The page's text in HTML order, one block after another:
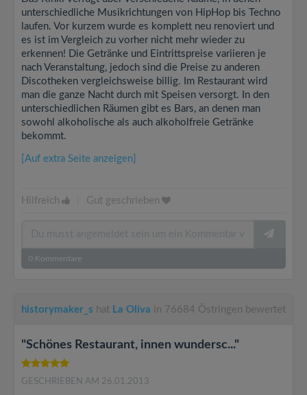
unterschiedliche Musikrichtungen von HipHop bis Techno
laufen. Vor kurzem wurde es komplett neu renoviert und
es ist im Vergleich zu vorher nicht mehr wieder zu
erkennen! Die Getränke und Eintrittspreise variieren je
nach Veranstaltung, jedoch sind die Preise zu anderen
Discotheken vergleichsweise billig. Im Restaurant wird
man die ganze Nacht durch mit Speisen versorgt. In den
unterschiedlichen Räumen gibt es Bars, an denen man
sowohl alkoholische als auch alkoholfreie Getränke
bekommt.
[Auf extra Seite anzeigen]
Hilfreich Gut geschrieben
0 Kommentare
historymaker_s hat La Oliva in 76684 Östringen bewertet
"Schönes Restaurant, innen wundersc..."
GESCHRIEBEN AM 26.01.2013